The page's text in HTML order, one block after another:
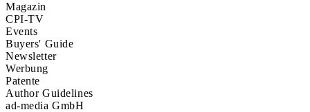
Magazin
CPI-TV
Events
Buyers' Guide
Newsletter
Werbung
Patente
Author Guidelines
ad-media GmbH